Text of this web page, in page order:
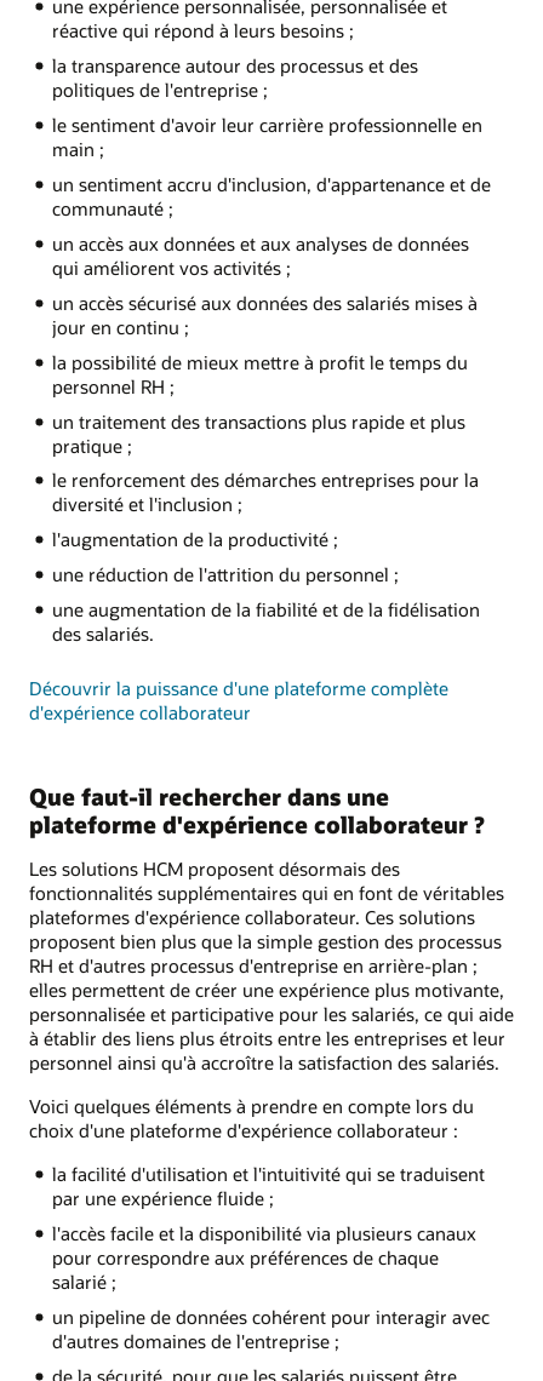
une expérience personnalisée, personnalisée et
réactive qui répond à leurs besoins ;
la transparence autour des processus et des
politiques de l'entreprise ;
le sentiment d'avoir leur carrière professionnelle en
main ;
un sentiment accru d'inclusion, d'appartenance et de
communauté ;
un accès aux données et aux analyses de données
qui améliorent vos activités ;
un accès sécurisé aux données des salariés mises à
jour en continu ;
la possibilité de mieux mettre à profit le temps du
personnel RH ;
un traitement des transactions plus rapide et plus
pratique ;
le renforcement des démarches entreprises pour la
diversité et l'inclusion ;
l'augmentation de la productivité ;
une réduction de l'attrition du personnel ;
une augmentation de la fiabilité et de la fidélisation
des salariés.
Découvrir la puissance d'une plateforme complète
d'expérience collaborateur
Que faut-il rechercher dans une
plateforme d'expérience collaborateur ?
Les solutions HCM proposent désormais des
fonctionnalités supplémentaires qui en font de véritables
plateformes d'expérience collaborateur. Ces solutions
proposent bien plus que la simple gestion des processus
RH et d'autres processus d'entreprise en arrière-plan ;
elles permettent de créer une expérience plus motivante,
personnalisée et participative pour les salariés, ce qui aide
à établir des liens plus étroits entre les entreprises et leur
personnel ainsi qu'à accroître la satisfaction des salariés.
Voici quelques éléments à prendre en compte lors du
choix d'une plateforme d'expérience collaborateur :
la facilité d'utilisation et l'intuitivité qui se traduisent
par une expérience fluide ;
l'accès facile et la disponibilité via plusieurs canaux
pour correspondre aux préférences de chaque
salarié ;
un pipeline de données cohérent pour interagir avec
d'autres domaines de l'entreprise ;
de la sécurité, pour que les salariés puissent être